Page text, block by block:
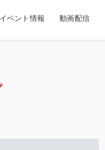
イベント情報 動画配信